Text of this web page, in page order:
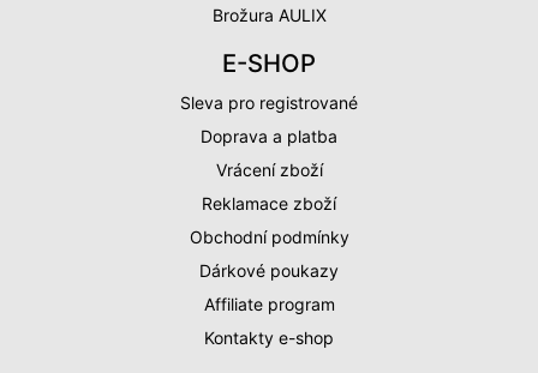
Brožura AULIX
E-SHOP
Sleva pro registrované
Doprava a platba
Vrácení zboží
Reklamace zboží
Obchodní podmínky
Dárkové poukazy
Affiliate program
Kontakty e-shop